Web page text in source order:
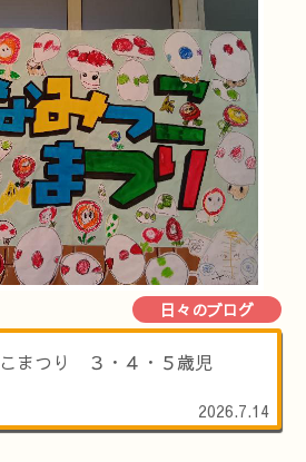
日々のブログ
まつり ３・４・５歳児
2026.7.14